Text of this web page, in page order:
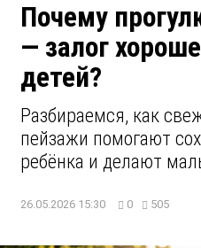
Почему
— залог
детей?
Разбираемся, как
пейзажи помогают
ребёнка и делают
26.05.2026 15:30 0 505